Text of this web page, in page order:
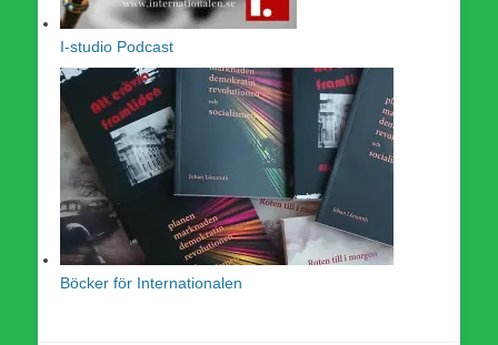
I-studio Podcast
Böcker för Internationalen